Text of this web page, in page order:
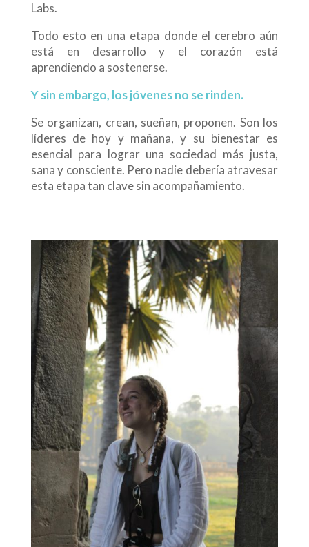
Labs.
Todo esto en una etapa donde el cerebro aún
está en desarrollo y el corazón está
aprendiendo a sostenerse.
Y sin embargo, los jóvenes no se rinden.
Se organizan, crean, sueñan, proponen. Son los
líderes de hoy y mañana, y su bienestar es
esencial para lograr una sociedad más justa,
sana y consciente. Pero nadie debería atravesar
esta etapa tan clave sin acompañamiento.